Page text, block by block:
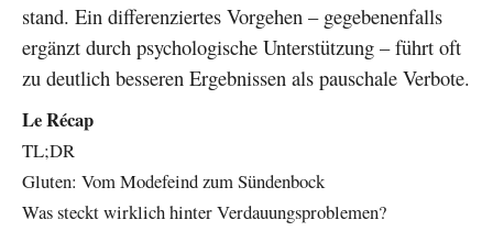
stand. Ein differenziertes Vorgehen – gegebenenfalls
ergänzt durch psychologische Unterstützung – führt oft
zu deutlich besseren Ergebnissen als pauschale Verbote.
Le Récap
TL;DR
Gluten: Vom Modefeind zum Sündenbock
Was steckt wirklich hinter Verdauungsproblemen?